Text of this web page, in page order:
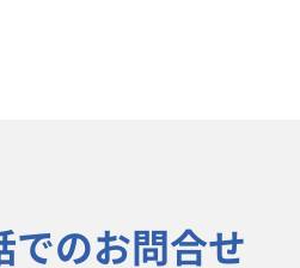
でのお問合せ